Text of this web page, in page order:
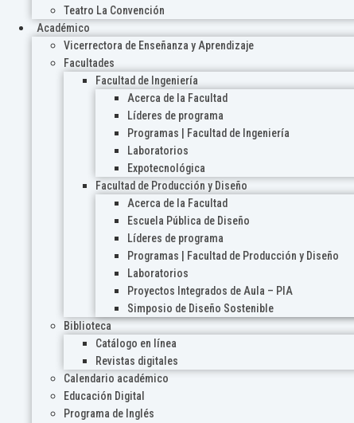
Teatro La Convención
Académico
Vicerrectora de Enseñanza y Aprendizaje
Facultades
Facultad de Ingeniería
Acerca de la Facultad
Líderes de programa
Programas | Facultad de Ingeniería
Laboratorios
Expotecnológica
Facultad de Producción y Diseño
Acerca de la Facultad
Escuela Pública de Diseño
Líderes de programa
Programas | Facultad de Producción y Diseño
Laboratorios
Proyectos Integrados de Aula – PIA
Simposio de Diseño Sostenible
Biblioteca
Catálogo en línea
Revistas digitales
Calendario académico
Educación Digital
Programa de Inglés